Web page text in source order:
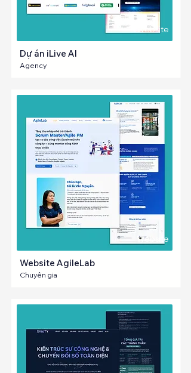
Website
Dự án iLive AI
Agency
Website
Website AgileLab
Chuyên gia